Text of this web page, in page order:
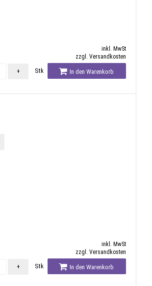
inkl. MwSt
zzgl. Versandkosten
+ Stk In den Warenkorb
inkl. MwSt
zzgl. Versandkosten
+ Stk In den Warenkorb